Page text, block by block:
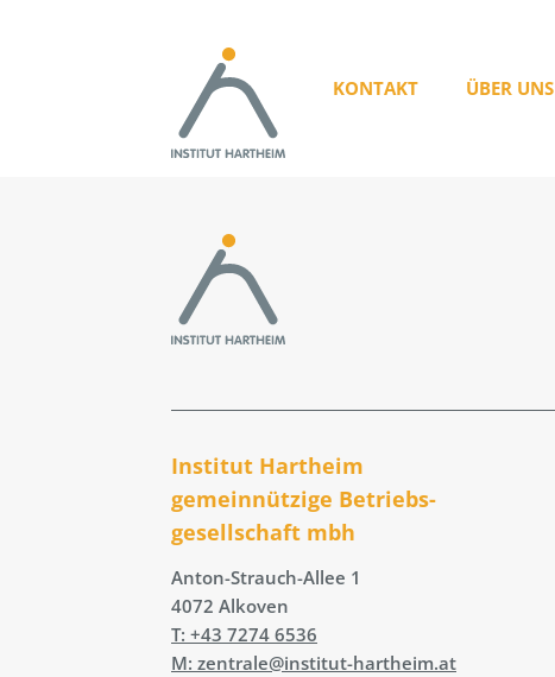
KONTAKT ÜBER UNS
Institut Hartheim
gemeinnützige Betriebs­
gesellschaft mbh
Anton-Strauch-Allee 1
4072 Alkoven
T: +43 7274 6536
M: zentrale@institut-hartheim.at